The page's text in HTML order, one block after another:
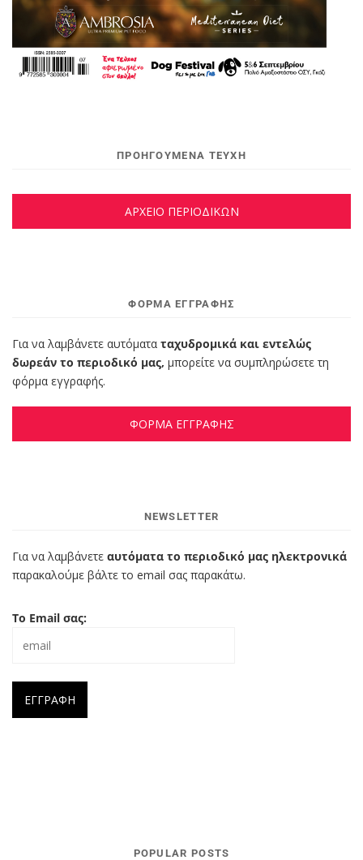
ΠΡΟΗΓΟΥΜΕΝΑ ΤΕΥΧΗ
ΑΡΧΕΙΟ ΠΕΡΙΟΔΙΚΩΝ
ΦΌΡΜΑ ΕΓΓΡΑΦΉΣ
Για να λαμβάνετε αυτόματα ταχυδρομικά και εντελώς
δωρεάν το περιοδικό μας, μπορείτε να συμπληρώσετε τη
φόρμα εγγραφής.
ΦΟΡΜΑ ΕΓΓΡΑΦΗΣ
NEWSLETTER
Για να λαμβάνετε αυτόματα το περιοδικό μας ηλεκτρονικά
παρακαλούμε βάλτε το email σας παρακάτω.
Το Email σας:
POPULAR POSTS